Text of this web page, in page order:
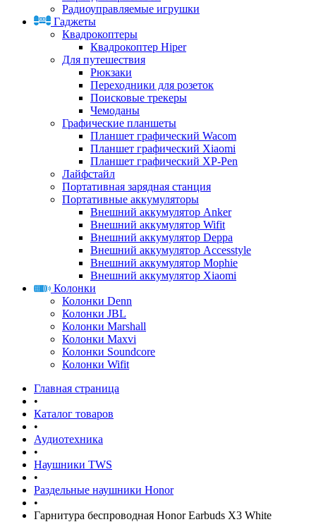
Радиоуправляемые игрушки
Гаджеты
Квадрокоптеры
Квадрокоптер Hiper
Для путешествия
Рюкзаки
Переходники для розеток
Поисковые трекеры
Чемоданы
Графические планшеты
Планшет графический Wacom
Планшет графический Xiaomi
Планшет графический XP-Pen
Лайфстайл
Портативная зарядная станция
Портативные аккумуляторы
Внешний аккумулятор Anker
Внешний аккумулятор Wifit
Внешний аккумулятор Deppa
Внешний аккумулятор Accesstyle
Внешний аккумулятор Mophie
Внешний аккумулятор Xiaomi
Колонки
Колонки Denn
Колонки JBL
Колонки Marshall
Колонки Maxvi
Колонки Soundcore
Колонки Wifit
Главная страница
•
Каталог товаров
•
Аудиотехника
•
Наушники TWS
•
Раздельные наушники Honor
•
Гарнитура беспроводная Honor Earbuds X3 White